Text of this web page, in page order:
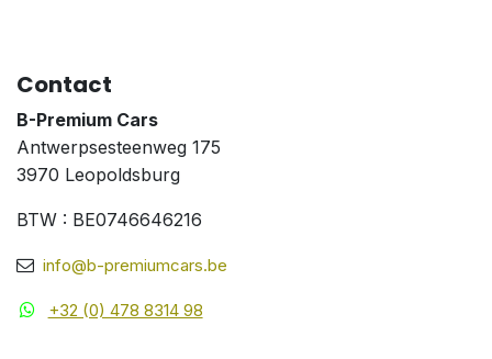
Contact
B-Premium Cars
Antwerpsesteenweg 175
3970 Leopoldsburg
BTW : BE0746646216
info@b-premiumcars.be
+32 (0) 478 8314 98